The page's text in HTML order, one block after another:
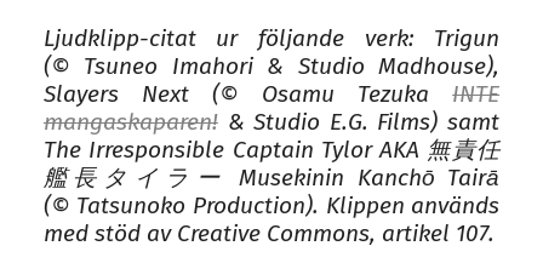
Ljudklipp-citat ur följande verk: Trigun
(© Tsuneo Imahori & Studio Madhouse),
Slayers Next (© Osamu TezukaINTE
mangaskaparen!& Studio E.G. Films) samt
The Irresponsible Captain Tylor AKA 無責任
艦長タイラー Musekinin Kanchō Tairā
(© Tatsunoko Production). Klippen används
med stöd av Creative Commons, artikel 107.